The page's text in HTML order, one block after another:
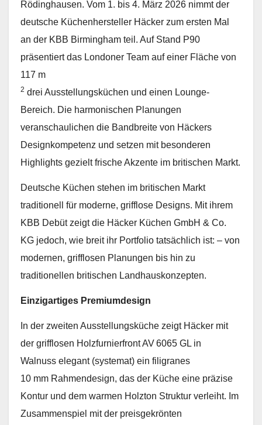
Rödinghausen. Vom 1. bis 4. März 2026 nimmt der
deutsche Küchenhersteller Häcker zum ersten Mal
an der KBB Birmingham teil. Auf Stand P90
präsentiert das Londoner Team auf einer Fläche von
117 m
2 drei Ausstellungsküchen und einen Lounge-
Bereich. Die harmonischen Planungen
veranschaulichen die Bandbreite von Häckers
Designkompetenz und setzen mit besonderen
Highlights gezielt frische Akzente im britischen Markt.
Deutsche Küchen stehen im britischen Markt
traditionell für moderne, grifflose Designs. Mit ihrem
KBB Debüt zeigt die Häcker Küchen GmbH & Co.
KG jedoch, wie breit ihr Portfolio tatsächlich ist: – von
modernen, grifflosen Planungen bis hin zu
traditionellen britischen Landhauskonzepten.
Einzigartiges Premiumdesign
In der zweiten Ausstellungsküche zeigt Häcker mit
der grifflosen Holzfurnierfront AV 6065 GL in
Walnuss elegant (systemat) ein filigranes
10 mm Rahmendesign, das der Küche eine präzise
Kontur und dem warmen Holzton Struktur verleiht. Im
Zusammenspiel mit der preisgekrönten